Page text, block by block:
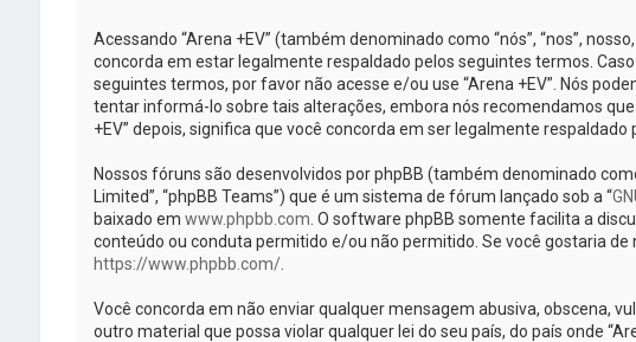
Acessando “Arena +EV” (também denominado como “nós”, “nos”,
concorda em estar legalmente respaldado pelos seguintes termos.
seguintes termos, por favor não acesse e/ou use “Arena +EV”. Nós
tentar informá-lo sobre tais alterações, embora nós recomendamos
+EV” depois, significa que você concorda em ser legalmente
Nossos fóruns são desenvolvidos por phpBB (também denominado
Limited”, “phpBB Teams”) que é um sistema de fórum lançado sob a “
baixado em www.phpbb.com . O software phpBB somente facilita a
conteúdo ou conduta permitido e/ou não permitido. Se você gostaria
https://www.phpbb.com/.
Você concorda em não enviar qualquer mensagem abusiva, obscena,
outro material que possa violar qualquer lei do seu país, do país onde